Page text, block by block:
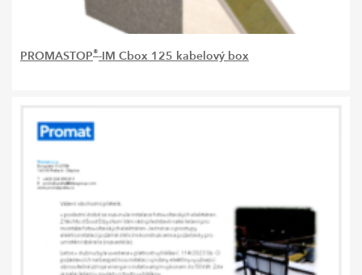
PROMASTOP®-IM Cbox 125 kabelový box